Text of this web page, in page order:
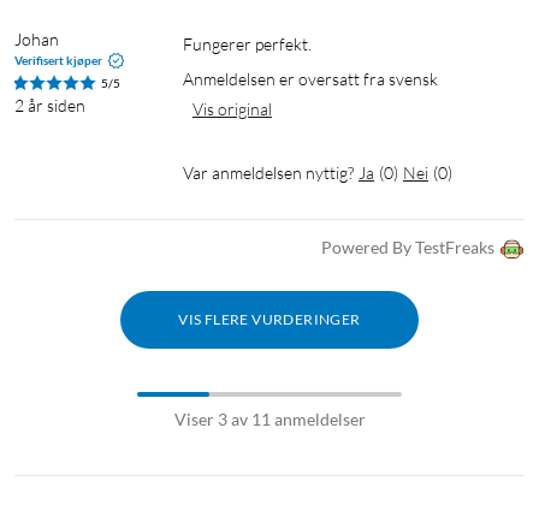
Johan
Verifisert kjøper
5/5
2 år siden
Fungerer perfekt.
Anmeldelsen er oversatt fra svensk
Vis original
Var anmeldelsen nyttig? Ja (0) Nei (0)
Powered By TestFreaks
VIS FLERE VURDERINGER
Viser 3 av 11 anmeldelser